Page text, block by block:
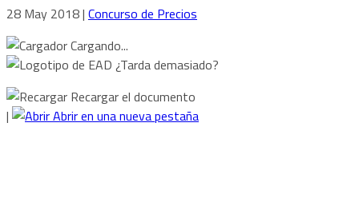
28 May 2018| Concurso de Precios
Cargando...
¿Tarda demasiado?
Recargar el documento
|
Abrir en una nueva pestaña